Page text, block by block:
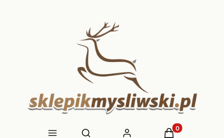
Otwórz wyszukiwarkę Produkty w